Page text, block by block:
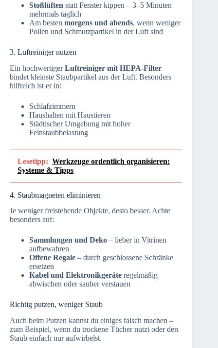
Stoßlüften statt Fenster kippen – 3–5 Minuten
mehrmals täglich
Am besten morgens und abends, wenn weniger
Pollen und Schmutzpartikel in der Luft sind
3. Luftreiniger nutzen
Ein hochwertigerLuftreiniger mit HEPA-Filter
bindet kleinste Staubpartikel aus der Luft. Besonders
hilfreich ist er in:
Schlafzimmern
Haushalten mit Haustieren
Städtischer Umgebung mit hoher
Feinstaubbelastung
Lesetipp: Werkzeuge ordentlich organisieren:
Systeme & Tipps
4. Staubmagneten eliminieren
Je weniger freistehende Objekte, desto besser. Achte
besonders auf:
Sammlungen und Deko – lieber in Vitrinen
aufbewahren
Offene Regale – durch geschlossene Schränke
ersetzen
Kabel und Elektronikgeräte regelmäßig
abwischen oder sauber verstauen
Richtig putzen, weniger Staub
Auch beim Putzen kannst du einiges falsch machen –
zum Beispiel, wenn du trockene Tücher nutzt oder den
Staub einfach nur aufwirbelst.